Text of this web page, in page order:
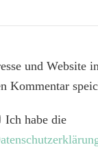
und Website
Kommentar
Ich habe die